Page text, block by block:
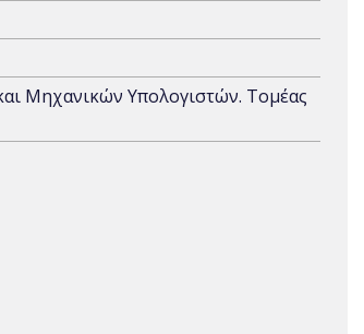
Μηχανικών Υπολογιστών. Τομέας